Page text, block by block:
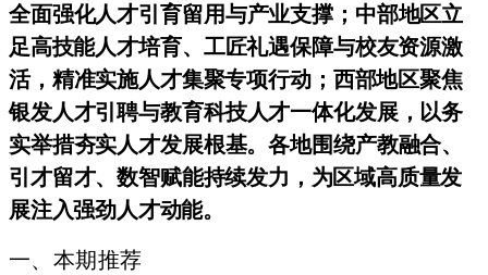
全面强化人才引育留用与产业支撑；中部地区立
足高技能人才培育、工匠礼遇保障与校友资源激
活，精准实施人才集聚专项行动；西部地区聚焦
银发人才引聘与教育科技人才一体化发展，以务
实举措夯实人才发展根基。各地围绕产教融合、
引才留才、数智赋能持续发力，为区域高质量发
展注入强劲人才动能。
一、本期推荐